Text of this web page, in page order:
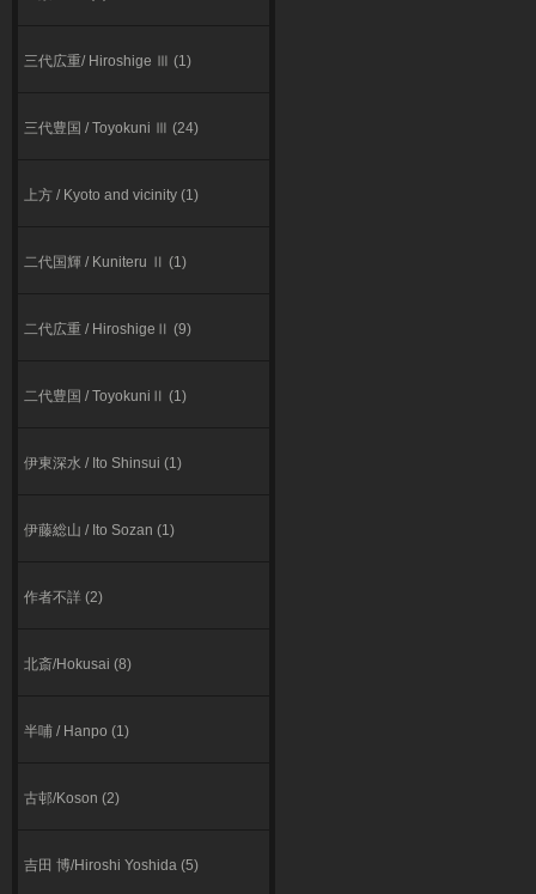
三代広重/ Hiroshige Ⅲ (1)
三代豊国 / Toyokuni Ⅲ (24)
上方 / Kyoto and vicinity (1)
二代国輝 / Kuniteru Ⅱ (1)
二代広重 / HiroshigeⅡ (9)
二代豊国 / ToyokuniⅡ (1)
伊東深⽔ / Ito Shinsui (1)
伊藤総山 / Ito Sozan (1)
作者不詳 (2)
北斎/Hokusai (8)
半哺 / Hanpo (1)
古邨/Koson (2)
吉田 博/Hiroshi Yoshida (5)